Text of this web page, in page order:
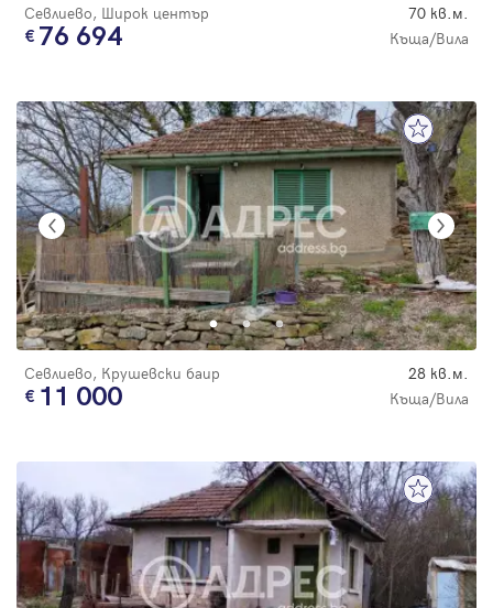
Севлиево, Широк център 70 кв.м.
76 694 Къща/Вила
Севлиево, Крушевски баир 28 кв.м.
11 000 Къща/Вила